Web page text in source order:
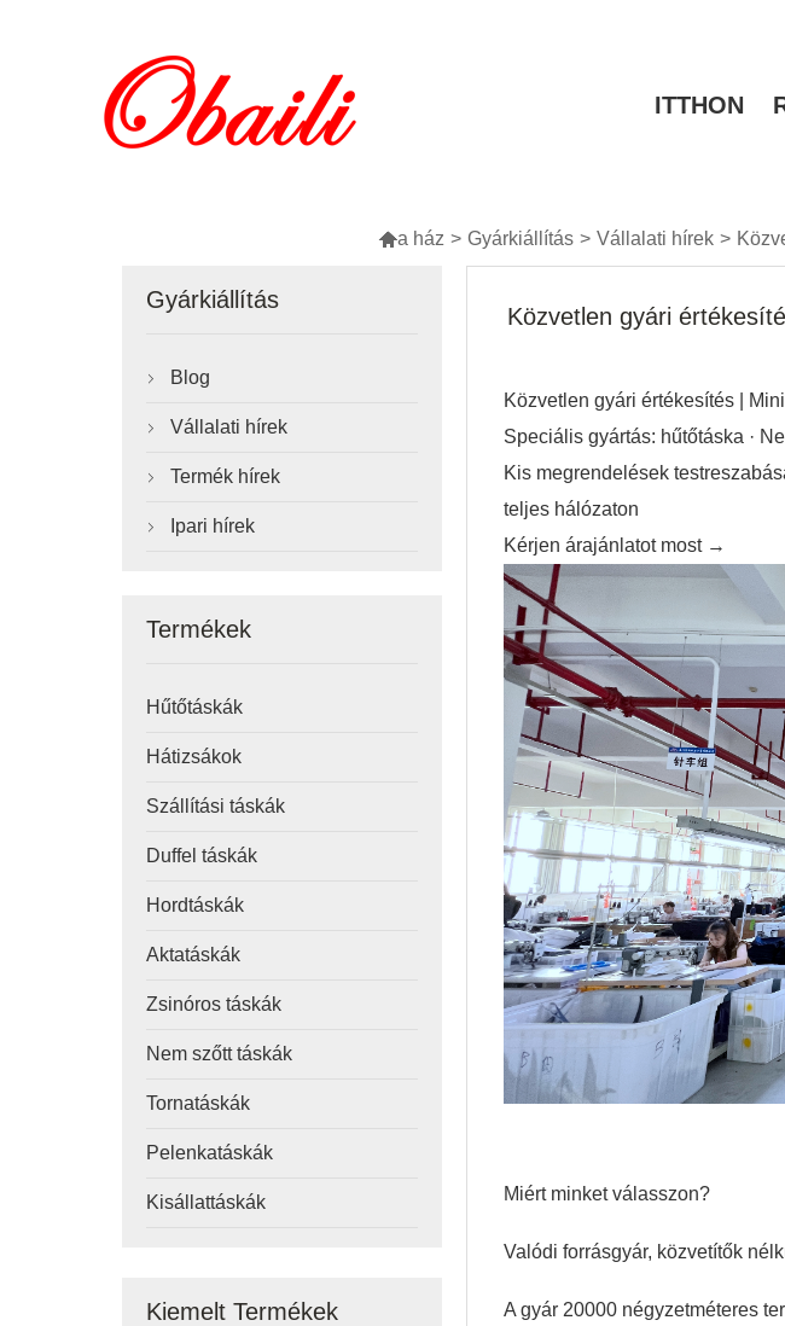
ITTHON
a ház > Gyárkiállítás > Vállalati hírek >
Gyárkiállítás
 Blog
 Vállalati hírek
 Termék hírek
 Ipari hírek
Termékek
Hűtőtáskák
Hátizsákok
Szállítási táskák
Duffel táskák
Hordtáskák
Aktatáskák
Zsinóros táskák
Nem szőtt táskák
Tornatáskák
Pelenkatáskák
Kisállattáskák
Kiemelt Termékek
Közvetlen gyári
Közvetlen gyári értékesítés |
Speciális gyártás: hűtőtáska ·
Kis megrendelések
teljes hálózaton
Kérjen árajánlatot most →
Miért minket válasszon?
Valódi forrásgyár, közvetítők
A gyár 20000 négyzetméteres